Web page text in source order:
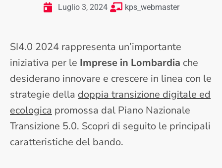
Luglio 3, 2024 kps_webmaster
SI4.0 2024 rappresenta un’importante
iniziativa per le Imprese in Lombardia che
desiderano innovare e crescere in linea con le
strategie della doppia transizione digitale ed
ecologica promossa dal Piano Nazionale
Transizione 5.0. Scopri di seguito le principali
caratteristiche del bando.